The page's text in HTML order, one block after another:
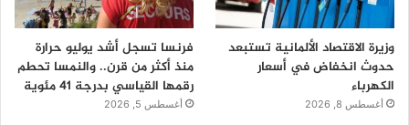
وزيرة الاقتصاد الألمانية تستبعد
حدوث انخفاض في أسعار
الكهرباء
أغسطس 8, 2026
فرنسا تسجل أشد يوليو حرارة
منذ أكثر من قرن.. والنمسا تحطم
رقمها القياسي بدرجة 41 مئوية
أغسطس 5, 2026